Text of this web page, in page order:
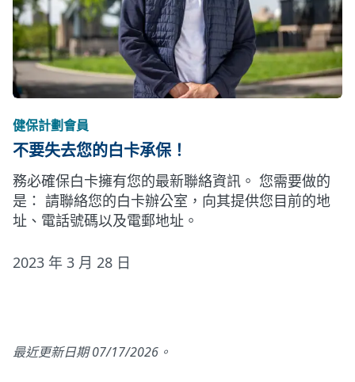
健保計劃會員
不要失去您的白卡承保！
務必確保白卡擁有您的最新聯絡資訊。 您需要做的
是： 請聯絡您的白卡辦公室，向其提供您目前的地
址、電話號碼以及電郵地址。
2023 年 3 月 28 日
最近更新日期 07/17/2026。